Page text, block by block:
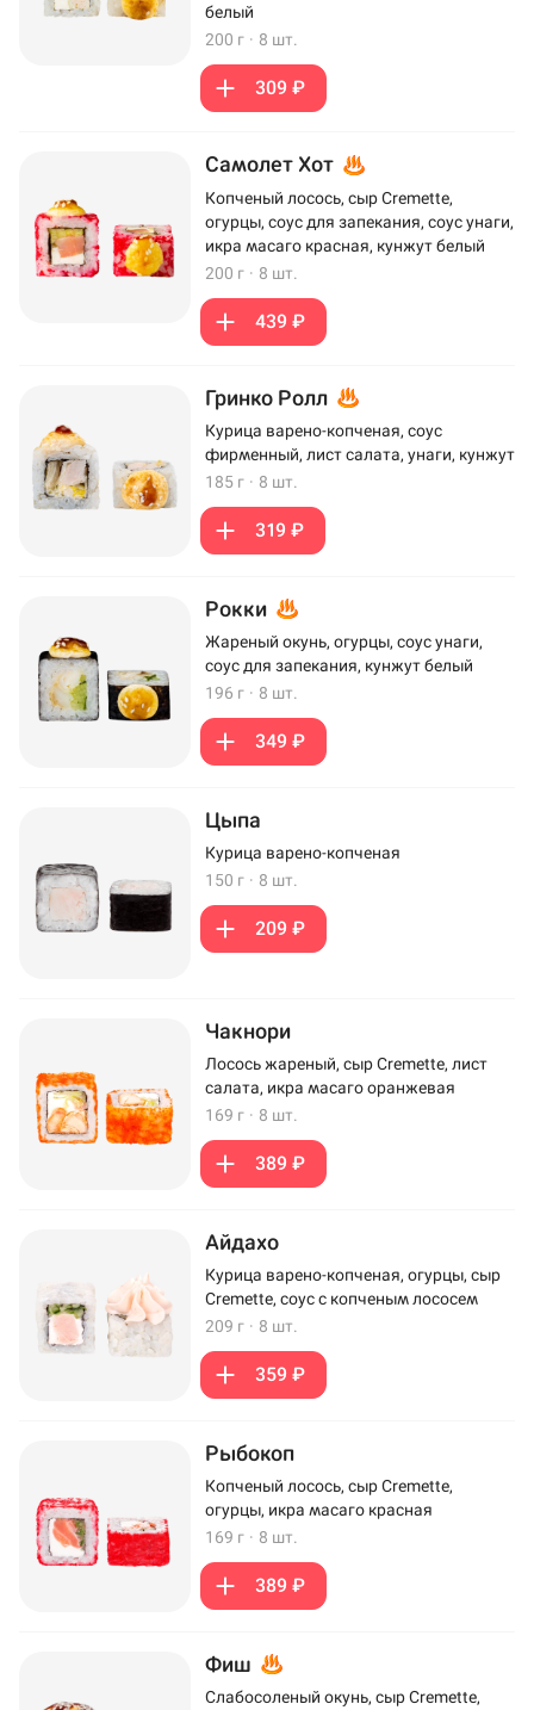
белый
200 г · 8 шт.
309 ₽
Самолет Хот
Копченый лосось, сыр Cremette,
огурцы, соус для запекания, соус унаги,
икра масаго красная, кунжут белый
200 г · 8 шт.
439 ₽
Гринко Ролл
Курица варено-копченая, соус
фирменный, лист салата, унаги, кунжут
185 г · 8 шт.
319 ₽
Рокки
Жареный окунь, огурцы, соус унаги,
соус для запекания, кунжут белый
196 г · 8 шт.
349 ₽
Цыпа
Курица варено-копченая
150 г · 8 шт.
209 ₽
Чакнори
Лосось жареный, сыр Cremette, лист
салата, икра масаго оранжевая
169 г · 8 шт.
389 ₽
Айдахо
Курица варено-копченая, огурцы, сыр
Cremette, соус с копченым лососем
209 г · 8 шт.
359 ₽
Рыбокоп
Копченый лосось, сыр Cremette,
огурцы, икра масаго красная
169 г · 8 шт.
389 ₽
Фиш
Слабосоленый окунь, сыр Cremette,